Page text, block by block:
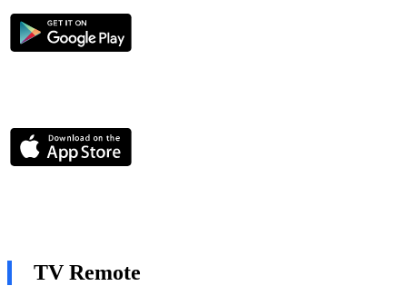
TV Remote